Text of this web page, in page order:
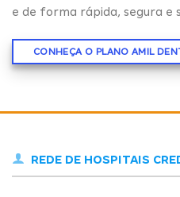
e de forma rápida, segura e
CONHEÇA O PLANO AMIL
REDE DE HOSPITAIS